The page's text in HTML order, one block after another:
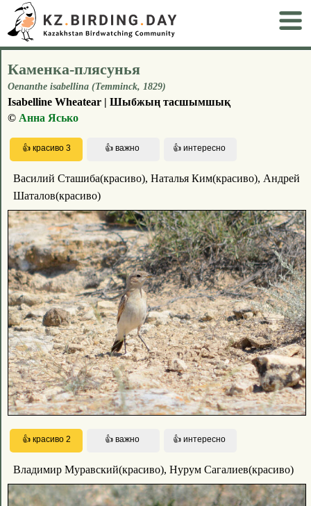
Каменка-плясунья
Oenanthe isabellina (Temminck, 1829)
Isabelline Wheatear | Шыбжың тасшымшық
© Анна Ясько
Василий Сташиба(красиво), Наталья Ким(красиво), Андрей
Шаталов(красиво)
Владимир Муравский(красиво), Нурум Сагалиев(красиво)